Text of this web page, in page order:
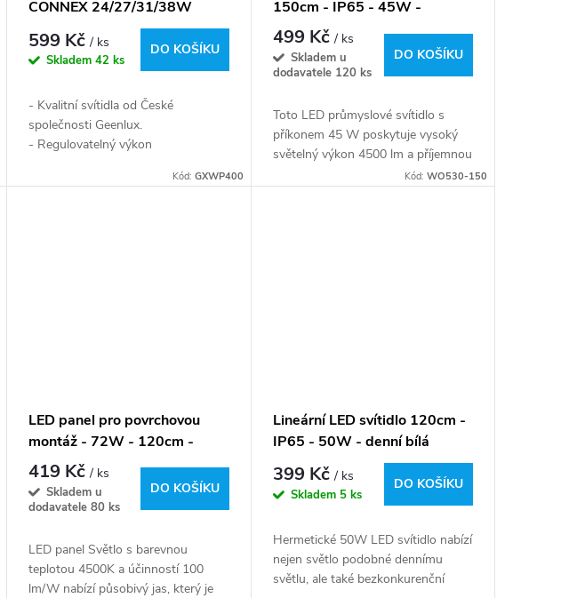
CONNEX 24/27/31/38W
3CCT ADJ max.5150/6000lm
599 Kč/ ks
Skladem42 ks
DO KOŠÍKU
- Kvalitní svítidla od České
společnosti Geenlux.
- Regulovatelný výkon
světla (CCT): 3000K / 4200K /
Kód: GXWP400
150cm - IP65 - 45W -
4500lm - 4000K
499 Kč/ ks
Skladem u
dodavatele 120 ks
DO KOŠÍKU
Toto LED průmyslové svítidlo s
příkonem 45 W poskytuje vysoký
světelný výkon 4500 lm a příjemnou
neutrální bílou barvu světla (4000K).
Kód: WO530-150
LED panel pro povrchovou
montáž - 72W - 120cm -
stříbrný - denní bílá
419 Kč/ ks
Skladem u
dodavatele80 ks
DO KOŠÍKU
LED panel Světlo s barevnou
teplotou 4500K a účinností 100
lm/W nabízí působivý jas, který je
Lineární LED svítidlo 120cm -
IP65 - 50W - denní bílá
399 Kč/ ks
Skladem 5 ks
DO KOŠÍKU
Hermetické 50W LED svítidlo nabízí
nejen světlo podobné dennímu
světlu, ale také bezkonkurenční